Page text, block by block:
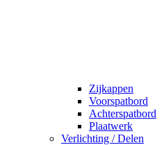
Zijkappen
Voorspatbord
Achterspatbord
Plaatwerk
Verlichting / Delen